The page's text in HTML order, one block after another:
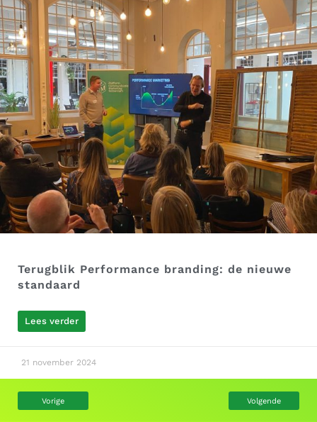
Terugblik Performance branding: de nieuwe
standaard
Lees verder
21 november 2024
Vorige Volgende